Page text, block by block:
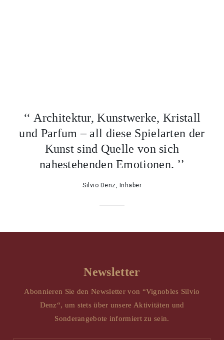
‘‘ Architektur, Kunstwerke, Kristall
und Parfum – all diese Spielarten der
Kunst sind Quelle von sich
nahestehenden Emotionen. ’’
Silvio Denz, Inhaber
Newsletter
Abonnieren Sie den Newsletter von “Vignobles Silvio
Denz“, um stets über unsere Aktivitäten und
Sonderangebote informiert zu sein.